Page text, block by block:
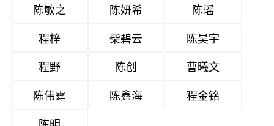
陈敏之
陈妍希
陈瑶
程梓
柴碧云
陈昊宇
程野
陈创
曹曦文
陈伟霆
陈鑫海
程金铭